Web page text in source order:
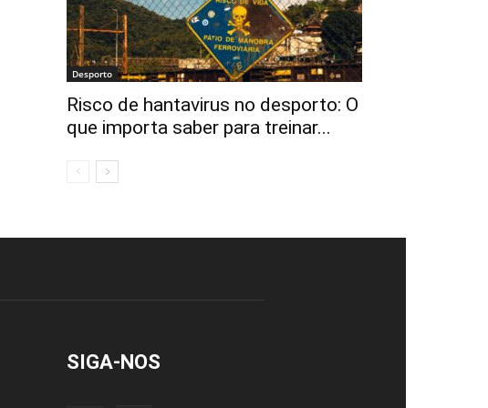
Desporto
Risco de hantavirus no desporto: O
que importa saber para treinar...
SIGA-NOS